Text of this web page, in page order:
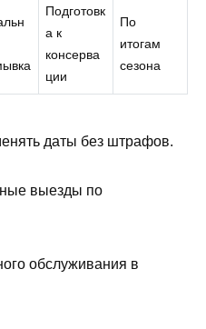
Подготовк
а к
консерва
ции
По
итогам
сезона
даты без штрафов.
выезды по
обслуживания в